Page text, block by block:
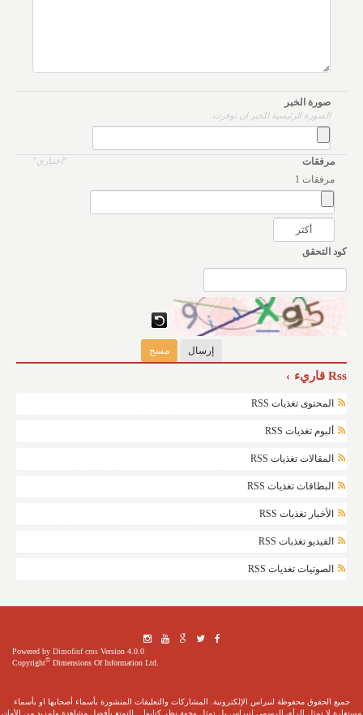
صورة الخبر
الصورة الرئيسية للخبر إن توفرت.
مرفقات اختياري
مرفقات 1
كود التحقق
Rss قاريء
المحتوى تغذيات RSS
ألبوم تغذيات RSS
المقالات تغذيات RSS
البطاقات تغذيات RSS
الأخبار تغذيات RSS
الفيديو تغذيات RSS
الصوتيات تغذيات RSS
Powered by Dimofinf cms Version 4.0.0
Copyright© Dimensions Of Information Ltd.
جميع الحقوق محفوظة لنبراس الإلكترونية. المشاركات والتعليقات المنشورة بأسماء أصحابها او بأسماء
مستعارة لا تمثل الرأي الرسمي لنبراس بل تمثل وجهة نظر كتابها... للتمتع بأفضل مشاهدة ولمزيد من الأمان